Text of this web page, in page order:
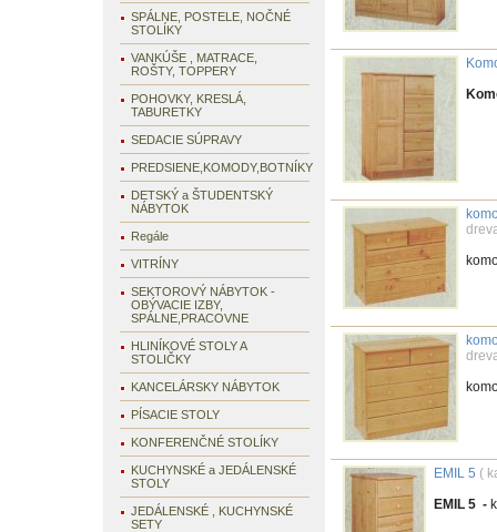
SPÁLNE, POSTELE, NOČNÉ
STOLÍKY
VANKÚŠE , MATRACE,
ROŠTY, TOPPERY
POHOVKY, KRESLÁ,
TABURETKY
SEDACIE SÚPRAVY
PREDSIENE,KOMODY,BOTNÍKY
DETSKÝ a ŠTUDENTSKÝ
NÁBYTOK
Regále
VITRÍNY
SEKTOROVÝ NÁBYTOK -
OBÝVACIE IZBY,
SPÁLNE,PRACOVNE
HLINÍKOVÉ STOLY A
STOLIČKY
KANCELÁRSKY NÁBYTOK
PÍSACIE STOLY
KONFERENČNÉ STOLÍKY
KUCHYNSKÉ a JEDÁLENSKÉ
STOLY
JEDÁLENSKÉ , KUCHYNSKÉ
SETY
EMIL 5 (
EMIL 5 -